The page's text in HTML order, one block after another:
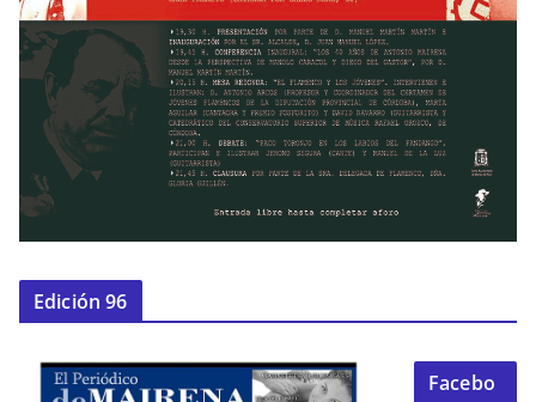
Edición 96
Facebo